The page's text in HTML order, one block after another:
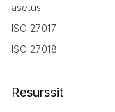
asetus
ISO 27017
ISO 27018
Resurssit